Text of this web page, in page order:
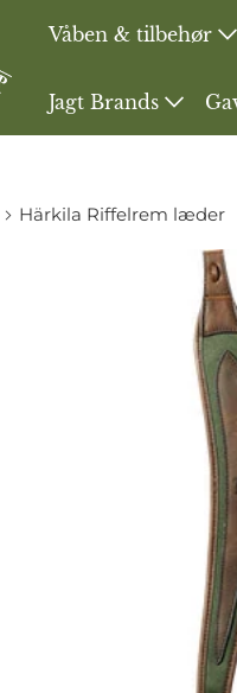
Våben & tilbehør
Jagt Brands
Härkila Riffelrem læder